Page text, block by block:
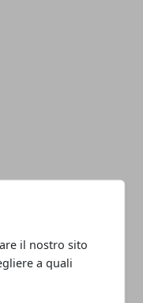
il nostro sito
a quali
utilizzare